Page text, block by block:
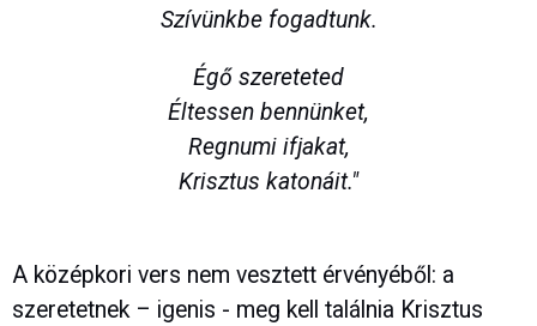
Szívünkbe fogadtunk.
Égő szereteted
Éltessen bennünket,
Regnumi ifjakat,
Krisztus katonáit."
A középkori vers nem vesztett érvényéből: a
szeretetnek – igenis - meg kell találnia Krisztus